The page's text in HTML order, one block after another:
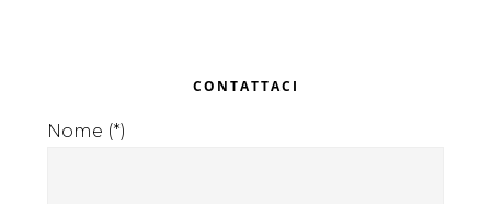
Sidebar
CONTATTACI
Nome (*)